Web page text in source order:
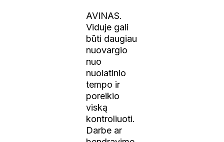
AVINAS.
Viduje gali
būti daugiau
nuovargio
nuo
nuolatinio
tempo ir
poreikio
viską
kontroliuoti.
Darbe ar